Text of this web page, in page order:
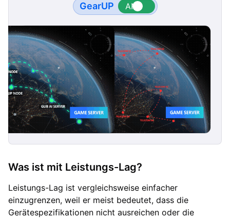
GearUP
Was ist mit Leistungs-Lag?
Leistungs-Lag ist vergleichsweise einfacher
einzugrenzen, weil er meist bedeutet, dass die
Gerätespezifikationen nicht ausreichen oder die